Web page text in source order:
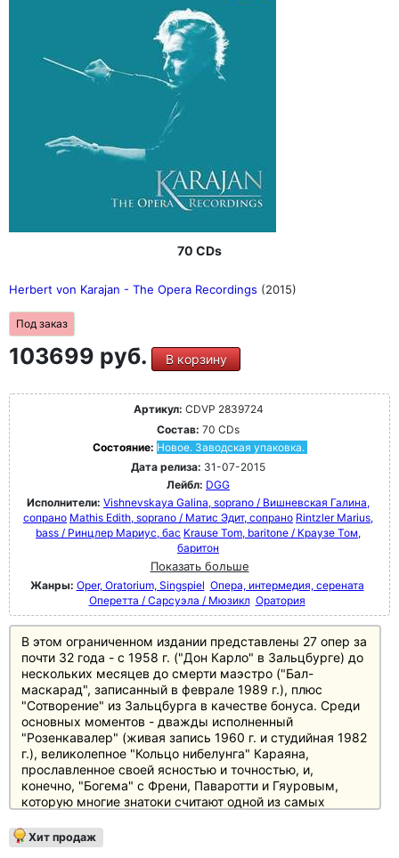
70 CDs
Herbert von Karajan - The Opera Recordings (2015)
Под заказ
103699 руб. В корзину
Артикул: CDVP 2839724
Состав: 70 CDs
Состояние: Новое. Заводская упаковка.
Дата релиза: 31-07-2015
Лейбл: DGG
Исполнители: Vishnevskaya Galina, soprano / Вишневская Галина,
сопрано Mathis Edith, soprano / Матис Эдит, сопрано Rintzler Marius,
bass / Ринцлер Мариус, бас Krause Tom, baritone / Краузе Том,
баритон
Показать больше
Жанры: Oper, Oratorium, Singspiel Опера, интермедия, серената
Оперетта / Сарсуэла / Мюзикл Оратория
В этом ограниченном издании представлены 27 опер за
почти 32 года - с 1958 г. ("Дон Карло" в Зальцбурге) до
нескольких месяцев до смерти маэстро ("Бал-
маскарад", записанный в феврале 1989 г.), плюс
"Сотворение" из Зальцбурга в качестве бонуса. Среди
основных моментов - дважды исполненный
"Розенкавалер" (живая запись 1960 г. и студийная 1982
г.), великолепное "Кольцо нибелунга" Караяна,
прославленное своей ясностью и точностью, и,
конечно, "Богема" с Френи, Паваротти и Гяуровым,
которую многие знатоки считают одной из самых
записей Deutsche Grammophon, в издание включены
восемь альбомов Decca / Philips, а также пять
Хит продаж